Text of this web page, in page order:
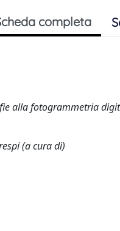
completa
alla fotogrammetria
(a cura di)